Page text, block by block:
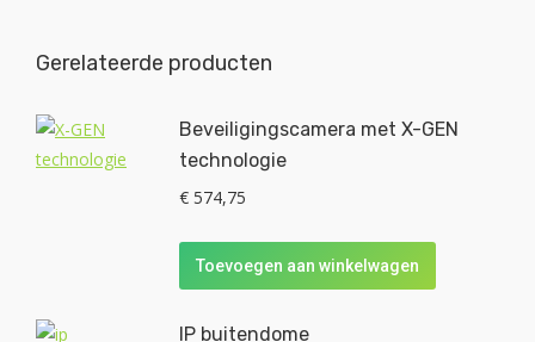
Gerelateerde producten
Beveiligingscamera met X-GEN
technologie
€ 574,75
Toevoegen aan winkelwagen
IP buitendome